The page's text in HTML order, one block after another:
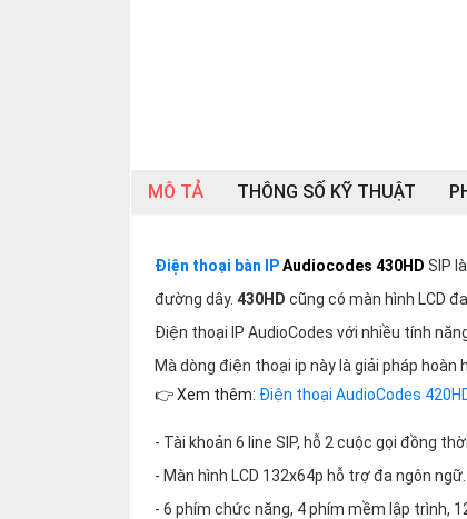
MÔ TẢ THÔNG SỐ KỸ THUẬT
Điện thoại bàn IPAudiocodes 430HD SIP
đường dây. 430HD cũng có màn hình LCD
Điện thoại IP AudioCodes với nhiều tính
Mà dòng điện thoại ip này là giải pháp
👉 Xem thêm: Điện thoại AudioCodes
- Tài khoản 6 line SIP, hỗ 2 cuộc gọi đồng
- Màn hình LCD 132x64p hỗ trợ đa ngôn ngữ.
- 6 phím chức năng, 4 phím mềm lập trình,